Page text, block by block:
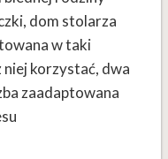
dom stolarza
w taki
niej korzystać, dwa
zaadaptowana